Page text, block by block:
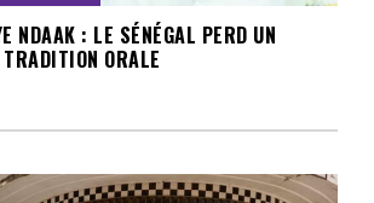
NDAAK : LE SÉNÉGAL PERD UN
ORALE